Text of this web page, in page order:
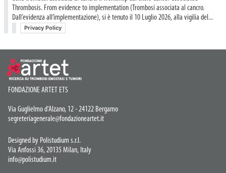
Thrombosis. From evidence to implementation (Trombosi associata al cancro.
Dall’evidenza all’implementazione), si è tenuto il 10 Luglio 2026, alla vigilia del...
Privacy Policy
FONDAZIONE ARTET ETS
Via Guglielmo d'Alzano, 12 - 24122 Bergamo
segreteriagenerale@fondazioneartet.it
Designed by Polistudium s.r.l.
Via Anfossi 36, 20135 Milan, Italy
info@polistudium.it